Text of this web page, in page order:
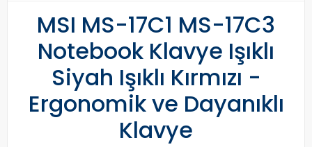
MSI MS-17C1 MS-17C3
Notebook Klavye Işıklı
Siyah Işıklı Kırmızı -
Ergonomik ve Dayanıklı
Klavye